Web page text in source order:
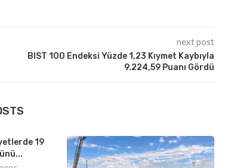
next post
BIST 100 Endeksi Yüzde 1,23 Kıymet Kaybıyla
9.224,59 Puanı Gördü
19